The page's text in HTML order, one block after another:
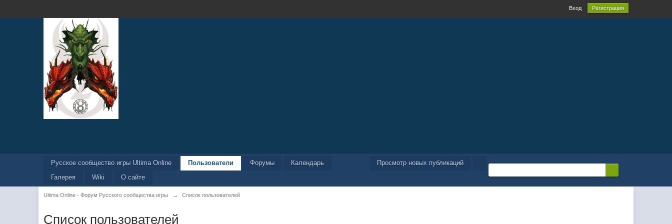
Вход Регистрация
Просмотр новых публикаций
Русское сообщество игры Ultima Online Пользователи Форумы
Календарь
Галерея
Wiki О сайте
Ultima Online - Форум Русского сообщества игры → Список пользователей
Список пользователей